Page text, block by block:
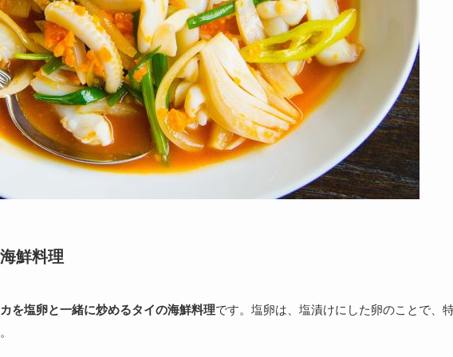
鮮料理
を塩卵と一緒に炒めるタイの海鮮料理です。塩卵は、塩漬けにした卵のことで、